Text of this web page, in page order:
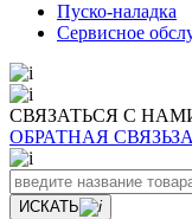
Пуско-наладка
Сервисное
СВЯЗАТЬСЯ С
ОБРАТНАЯ СВЯЗЬ
ИСКАТЬ